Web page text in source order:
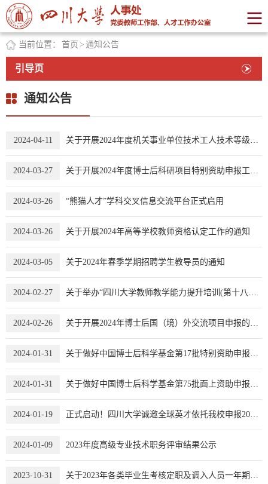
当前位置： 首页 > 通知公告
引导页
通知公告
2024-04-11 关于开展2024年度机关事业单位技术工人技术等级考核和技师职务考评工作的通知
2024-03-27 关于开展2024年度博士后科研项目特别资助申报工作的通知
2024-03-26 “熊猫人才”学科交叉信息交流平台正式启用
2024-03-26 关于开展2024年高等学校教师资格认定工作的通知
2024-03-05 关于2024年春季学期招聘学生教导员的通知
2024-02-27 ​关于举办“四川大学教师教学能力提升培训(第十八期)”的通知
2024-02-26 关于开展2024年博士后国（境）外交流项目申报的通知
2024-01-31 关于做好中国博士后科学基金第17批特别资助申报工作的通知
2024-01-31 关于做好中国博士后科学基金第75批面上资助申报工作的通知
2024-01-19 正式启动！四川大学诚邀全球英才依托我校申报2024年海外优青
2024-01-09 2023年度高级专业技术职务评审结果公示
2023-10-31 关于2023年各类毕业生考核定职及调入人员一年期满确认职务的通知